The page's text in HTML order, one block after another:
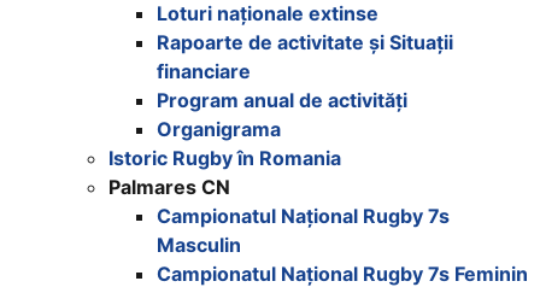
Loturi naționale extinse
Rapoarte de activitate și Situații
financiare
Program anual de activități
Organigrama
Istoric Rugby în Romania
Palmares CN
Campionatul Național Rugby 7s
Masculin
Campionatul Național Rugby 7s Feminin